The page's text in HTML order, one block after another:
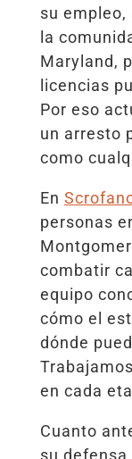
su empleo,
la
Maryland,
licencias
Por eso
un arresto
como
En
personas
combatir
equipo
cómo el
dónde
en cada
Cuanto